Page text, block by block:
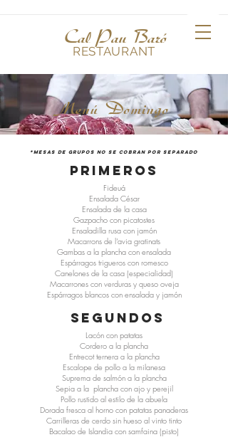
Cal Pau Baró
RESTAURANT
Menú Domingo
*mesas de grupos no se cobran por separado
primeros
Fideuá
Ensalada César
Ensalada de la casa
Gazpacho con picatostes
Ensaladilla rusa con jamón
Macarrons de l’avia gratinats
Gambas a la plancha con ensalada
Espárragos trigueros con romesco
Canelones de la casa (especialidad)
Macarrones con verduras y queso oveja
Espárragos blancos con ensalada y jamón
segundos
Lacón con patatas
Cordero a la plancha
Entrecot ternera a la plancha
Escalope de pollo a la milanesa
Suprema de salmón a la plancha
Sepia a la plancha con ajo y perejil
Pollo rustido al estilo de la abuela
Dorada fresca al horno con patatas panaderas
Carrilleras de cerdo sin hueso al vinto tinto
Bacalao de Islandia con samfaina (pisto)